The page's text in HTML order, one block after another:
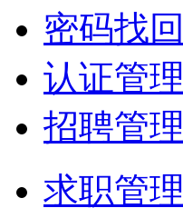
密码找回
认证管理
招聘管理
求职管理